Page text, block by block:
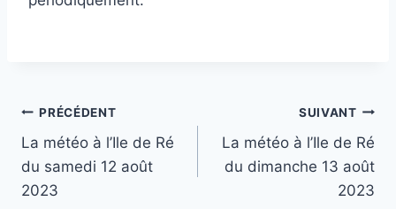
Navigation
de
l’article
PRÉCÉDENT
La météo à l’Ile de Ré
du samedi 12 août
2023
SUIVANT
La météo à l’Ile de Ré
du dimanche 13 août
2023